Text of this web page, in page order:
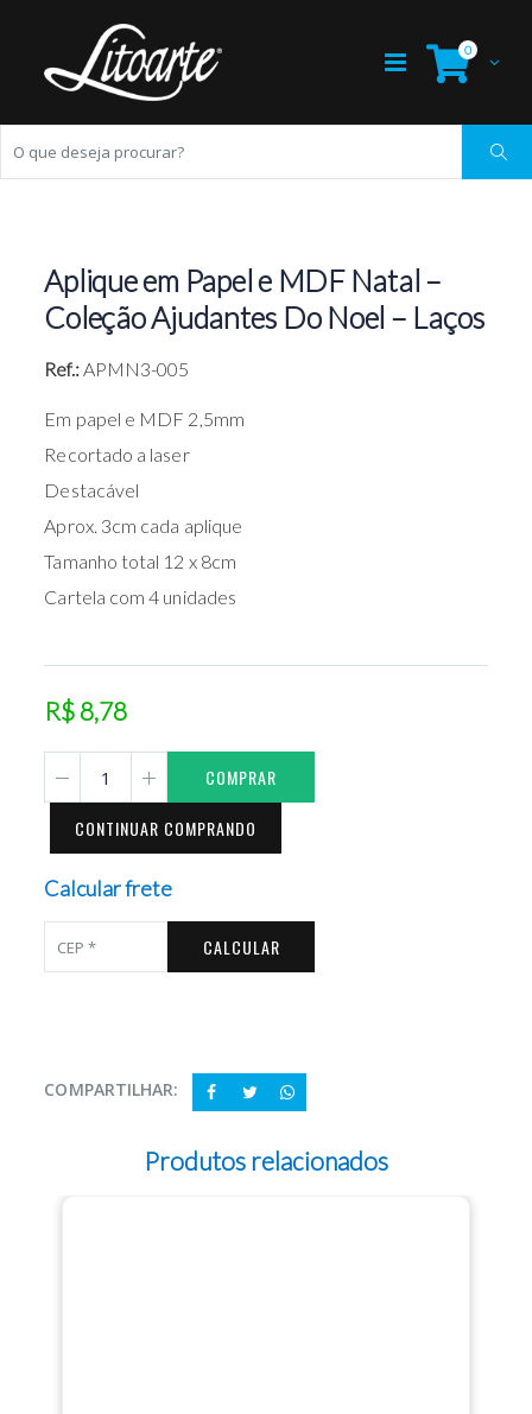
0
Aplique em Papel e MDF Natal –
Coleção Ajudantes Do Noel – Laços
Ref.:APMN3-005
Em papel e MDF 2,5mm
Recortado a laser
Destacável
Aprox. 3cm cada aplique
Tamanho total 12 x 8cm
Cartela com 4 unidades
R$ 8,78
COMPRAR
CONTINUAR COMPRANDO
Calcular frete
CALCULAR
COMPARTILHAR:
Produtos relacionados